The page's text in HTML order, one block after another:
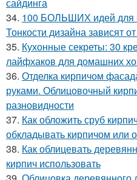
34. 100 БОЛЬШИХ идей для
Тонкости дизайна зависят
35. Кухонные секреты: 30
лайфхаков для домашних
36. Отделка кирпичом
руками. Облицовочный
разновидности
37. Как обложить сруб
обкладывать кирпичом или
38. Как облицевать
кирпич использовать